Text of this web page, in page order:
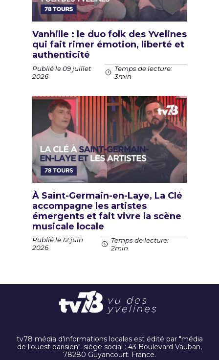
Vanhille : le duo folk des Yvelines
qui fait rimer émotion, liberté et
authenticité
Publié le 09 juillet
2026
Temps de lecture:
3min
À Saint-Germain-en-Laye, La Clé
accompagne les artistes
émergents et fait vivre la scène
musicale locale
Publié le 12 juin
2026
Temps de lecture:
2min
tv78 média d'informations locales est édité par "média
de l'ouest parisien". siège social : 43 Boulevard Vauban,
78280 Guyancourt. France.